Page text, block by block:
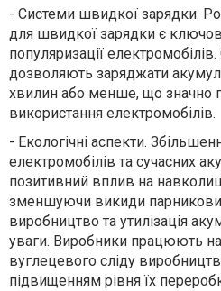
- Системи швидкої зарядки.
для швидкої зарядки є
популяризації електромобілів.
дозволяють заряджати
хвилин або менше, що значно
використання електромобілів.
- Екологічні аспекти.
електромобілів та сучасних
позитивний вплив на
зменшуючи викиди
виробництво та утилізація
уваги. Виробники працюють
вуглецевого сліду
підвищенням рівня їх